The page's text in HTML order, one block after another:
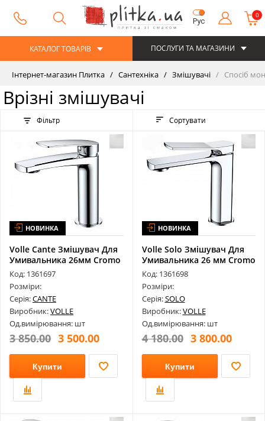
Рус
0
КАТАЛОГ ТОВАРІВ ПОСЛУГИ ТА МАГАЗИНИ
Інтернет-магазин Плитка Сантехніка Змішувачі Спосіб
Врізні змішувачі
Фільтр Сортувати
НОВИНКА
Volle Cante Змішувач Для
Умивальника 26мм Cromo
1512...
Код: 1361697
Розміри:
Серія:CANTE
Виробник:VOLLE
Од.вимірювання: шт
3 850.00 3 500.00
Купити
НОВИНКА
Volle Solo Змішувач Для
Умивальника 26 мм Сromo
1510...
Код: 1361698
Розміри:
Серія:SOLO
Виробник:VOLLE
Од.вимірювання: шт
4 180.00 3 800.00
Купити